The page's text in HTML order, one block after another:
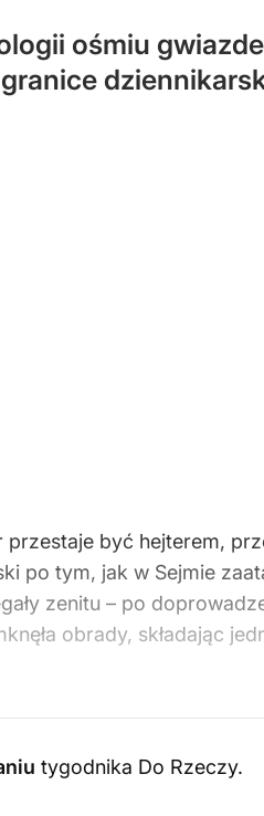
ośmiu
być hejterem,
po tym, jak w Sejmie
zenitu – po
obrady, składając
tygodnika Do Rzeczy.